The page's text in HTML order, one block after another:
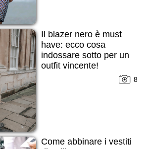
Il blazer nero è must
have: ecco cosa
indossare sotto per un
outfit vincente!
8
Come abbinare i vestiti